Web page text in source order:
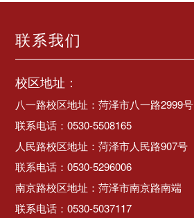
联系我们
校区地址：
八一路校区地址：菏泽市八一路2999号
联系电话：0530-5508165
人民路校区地址：菏泽市人民路907号
联系电话：0530-5296006
南京路校区地址：菏泽市南京路南端
联系电话：0530-5037117